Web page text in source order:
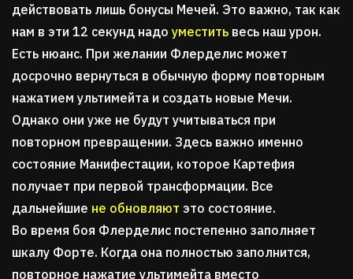
действовать лишь бонусы Мечей. Это важно, так как
нам в эти 12 секунд надо уместить весь наш урон.
Есть нюанс. При желании Флерделис может
досрочно вернуться в обычную форму повторным
нажатием ультимейта и создать новые Мечи.
Однако они уже не будут учитываться при
повторном превращении. Здесь важно именно
состояние Манифестации, которое Картефия
получает при первой трансформации. Все
дальнейшие не обновляют это состояние.
Во время боя Флерделис постепенно заполняет
шкалу Форте. Когда она полностью заполнится,
повторное нажатие ультимейта вместо